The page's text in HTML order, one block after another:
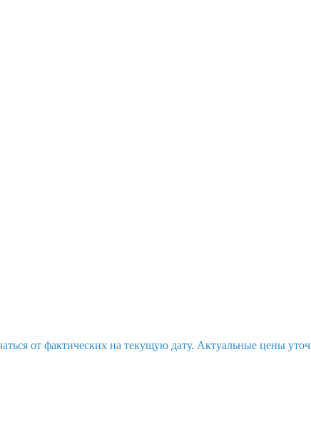
от фактических на текущую дату. Актуальные цены